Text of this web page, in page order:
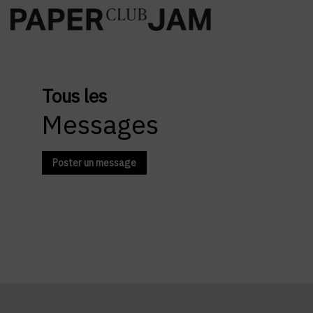
Tous les
Messages
Poster un message